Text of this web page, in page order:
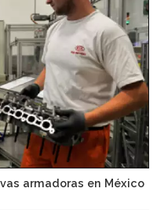
armadoras en México